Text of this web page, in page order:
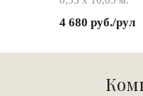
4 680 руб./рул